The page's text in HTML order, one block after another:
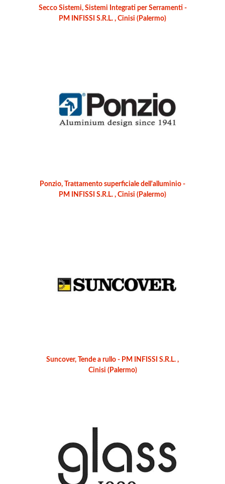
Secco Sistemi, Sistemi Integrati per Serramenti -
PM INFISSI S.R.L. , Cinisi (Palermo)
Ponzio, Trattamento superficiale dell'alluminio -
PM INFISSI S.R.L. , Cinisi (Palermo)
Suncover, Tende a rullo - PM INFISSI S.R.L. ,
Cinisi (Palermo)